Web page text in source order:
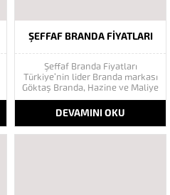
ŞEFFAF BRANDA FIYATLARI
Şeffaf Branda Fiyatları
Türkiye’nin lider Branda markası
Göktaş Branda, Hazine ve Maliye
Bakanı tarafından açıklanan
Enflasyonla Topyekün Mücadele
Programı kapsamında tüketiciyi
destekliyor. En uygun fiyat
DEVAMINI OKU